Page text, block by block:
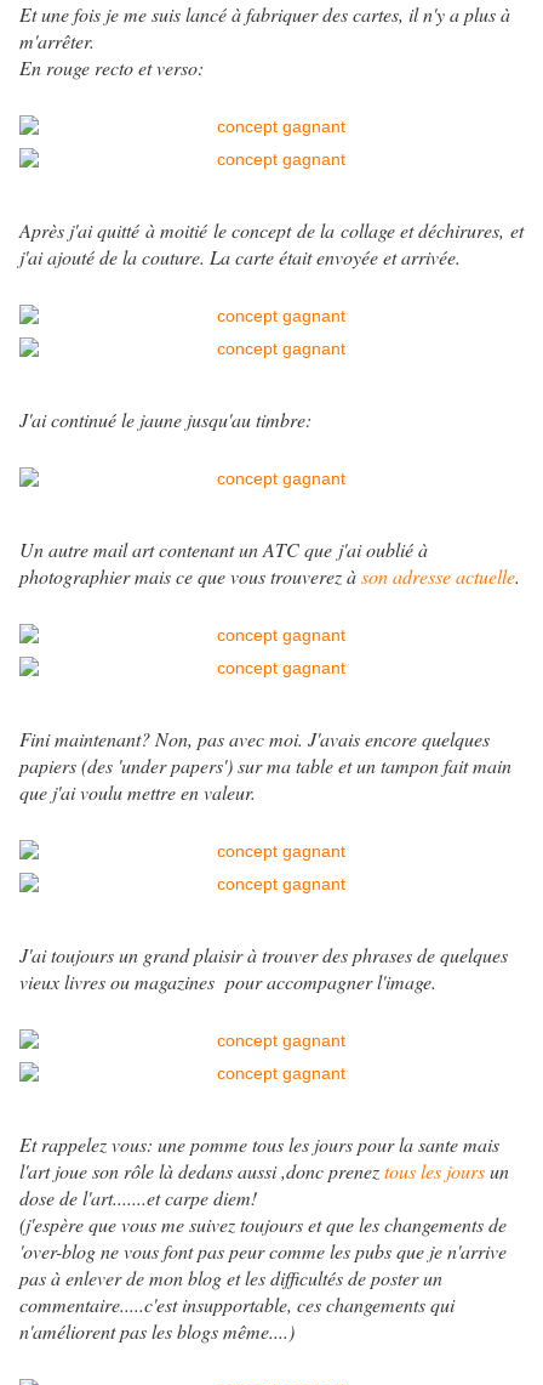
Et une fois je me suis lancé à fabriquer des cartes, il n'y a plus à
m'arrêter.
En rouge recto et verso:
Après j'ai quitté à moitié le concept de la collage et déchirures, et
j'ai ajouté de la couture. La carte était envoyée et arrivée.
J'ai continué le jaune jusqu'au timbre:
Un autre mail art contenant un ATC que j'ai oublié à
photographier mais ce que vous trouverez àson adresse actuelle.
Fini maintenant? Non, pas avec moi. J'avais encore quelques
papiers (des 'under papers') sur ma table et un tampon fait main
que j'ai voulu mettre en valeur.
J'ai toujours un grand plaisir à trouver des phrases de quelques
vieux livres ou magazines pour accompagner l'image.
Et rappelez vous: une pomme tous les jours pour la sante mais
l'art joue son rôle là dedans aussi ,donc preneztous les joursun
dose de l'art.......et carpe diem!
(j'espère que vous me suivez toujours et que les changements de
'over-blog ne vous font pas peur comme les pubs que je n'arrive
pas à enlever de mon blog et les difficultés de poster un
commentaire.....c'est insupportable, ces changements qui
n'améliorent pas les blogs même....)